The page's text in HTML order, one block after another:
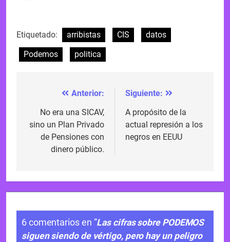
Etiquetado: arribistas CIS
datos
Podemos
politica
Navegación
entradas
Anterior:
No era una SICAV,
sino un Plan Privado
de Pensiones con
dinero público.
Siguiente:
A propósito de la
actual represión a los
negros en EEUU
6 comentarios en “Las cifras sobre PODEMOS
siguen siendo de vértigo, pero hay un peligro